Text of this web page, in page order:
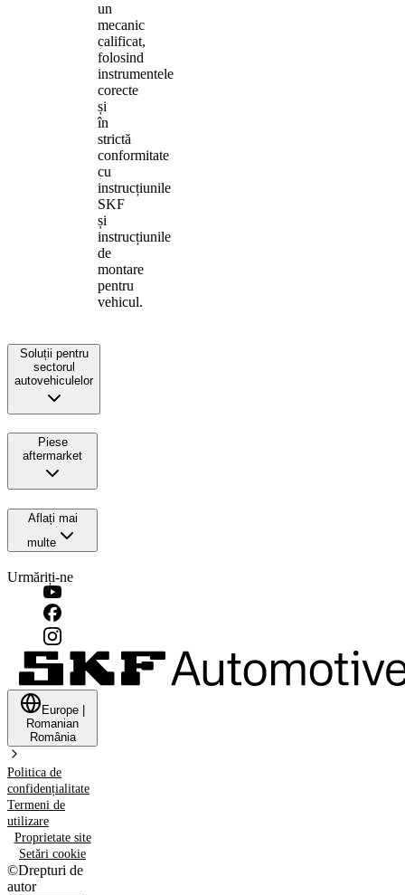
un
mecanic
calificat,
folosind
instrumentele
corecte
și
în
strictă
conformitate
cu
instrucțiunile
SKF
și
instrucțiunile
de
montare
pentru
vehicul.
Soluții pentru
sectorul
autovehiculelor
Piese
aftermarket
Aflați mai
multe
Urmăriți-ne
Europe
Romanian
România
Politica de
confidențialitate
Termeni de
utilizare
Proprietate site
Setări cookie
©Drepturi de
autor